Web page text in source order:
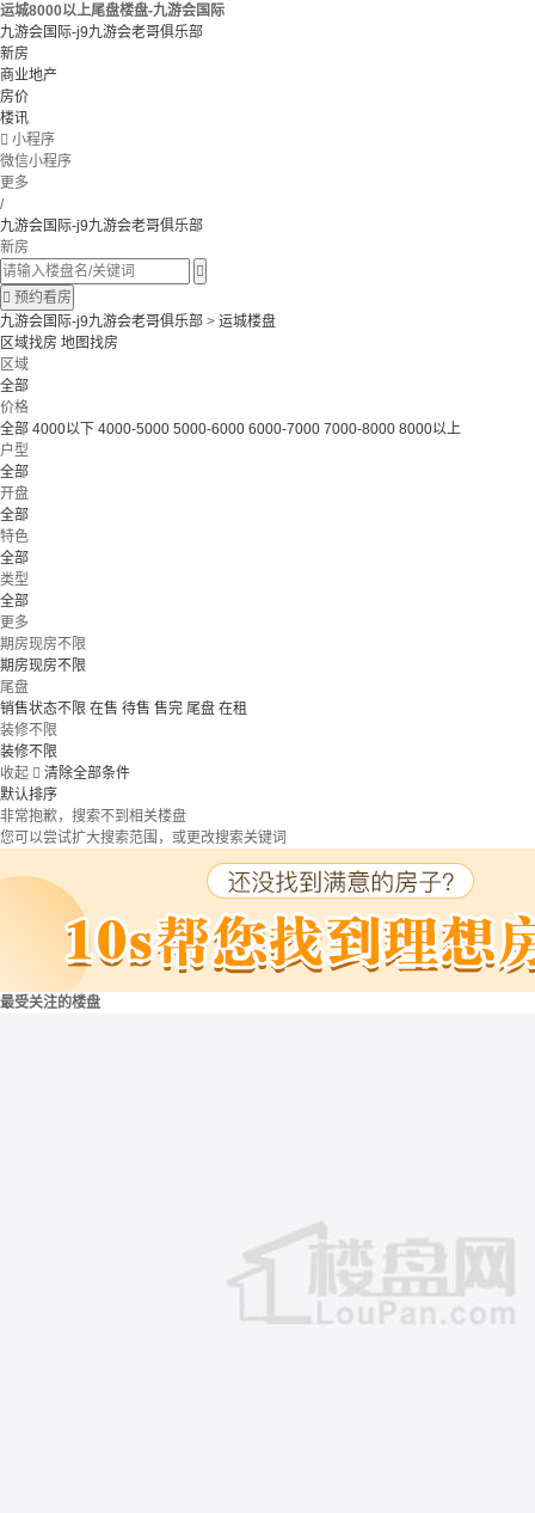
运城8000以上尾盘楼盘-九游会国际
九游会国际-j9九游会老哥俱乐部
新房
商业地产
房价
楼讯
 小程序
微信小程序
更多
/
九游会国际-j9九游会老哥俱乐部
新房

 预约看房
九游会国际-j9九游会老哥俱乐部 > 运城楼盘
区域找房 地图找房
区域
全部
价格
全部 4000以下 4000-5000 5000-6000 6000-7000 7000-8000 8000以上
户型
全部
开盘
全部
特色
全部
类型
全部
更多
期房现房不限
期房现房不限
尾盘
销售状态不限 在售 待售 售完 尾盘 在租
装修不限
装修不限
收起  清除全部条件
默认排序
非常抱歉，搜索不到相关楼盘
您可以尝试扩大搜索范围，或更改搜索关键词
最受关注的楼盘